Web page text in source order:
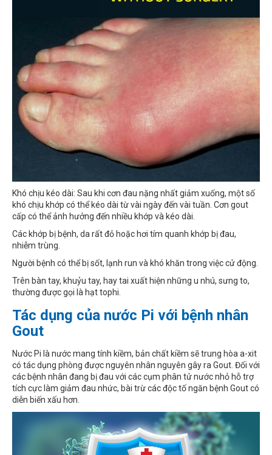
Khó chịu kéo dài: Sau khi cơn đau nặng nhất giảm xuống, một số
khó chịu khớp có thể kéo dài từ vài ngày đến vài tuần. Cơn gout
cấp có thể ảnh hưởng đến nhiều khớp và kéo dài.
Các khớp bị bệnh, da rất đỏ hoặc hơi tím quanh khớp bị đau,
nhiễm trùng.
Người bệnh có thể bị sốt, lạnh run và khó khăn trong việc cử động.
Trên bàn tay, khuỷu tay, hay tai xuất hiện những u nhú, sưng to,
thường được gọi là hạt tophi.
Tác dụng của nước Pi với bệnh nhân
Gout
Nước Pi là nước mang tính kiềm, bản chất kiềm sẽ trung hòa a-xit
có tác dụng phòng được nguyên nhân nguyên gây ra Gout. Đối với
các bệnh nhân đang bị đau với các cụm phân tử nước nhỏ hỗ trợ
tích cực làm giảm đau nhức, bài trừ các độc tố ngăn bệnh Gout có
diễn biến xấu hơn.